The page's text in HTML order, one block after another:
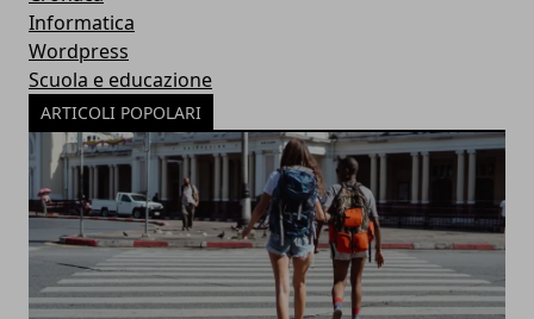
Informatica
Wordpress
Scuola e educazione
ARTICOLI POPOLARI